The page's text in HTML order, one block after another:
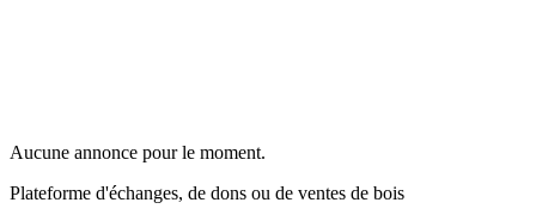
Aucune annonce pour le moment.
Plateforme d'échanges, de dons ou de ventes de bois